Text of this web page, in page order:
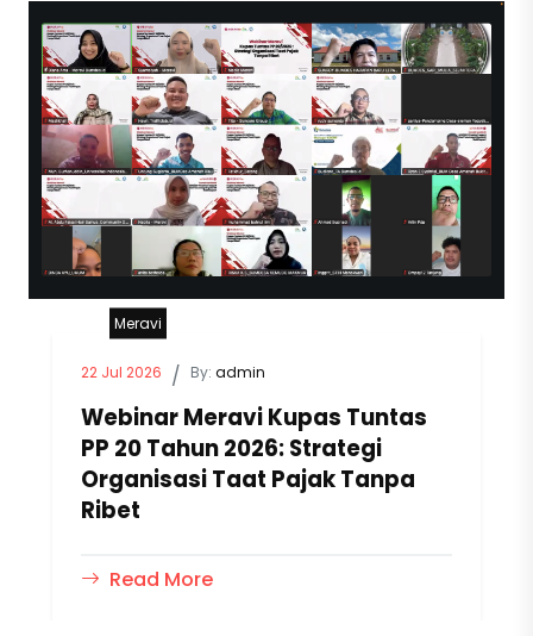
Meravi
22 Jul 2026 / By: admin
Webinar Meravi Kupas Tuntas
PP 20 Tahun 2026: Strategi
Organisasi Taat Pajak Tanpa
Ribet
Read More